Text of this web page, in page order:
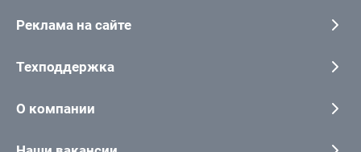
Реклама на сайте
Техподдержка
О компании